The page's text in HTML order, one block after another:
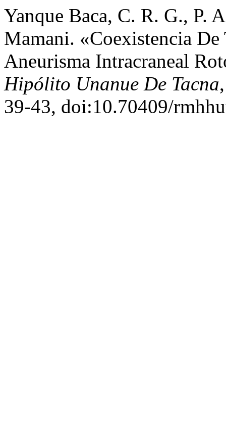
Yanque Baca, C. R. G., P.
Mamani. «Coexistencia
Aneurisma Intracraneal
Hipólito Unanue De Tacna
39-43, doi:10.70409/